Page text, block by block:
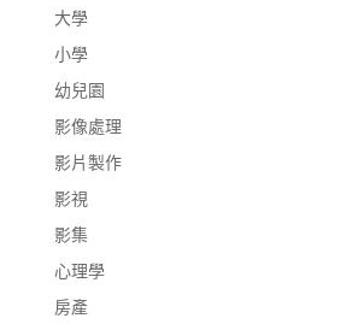
大學
小學
幼兒園
影像處理
影片製作
影視
影集
心理學
房產